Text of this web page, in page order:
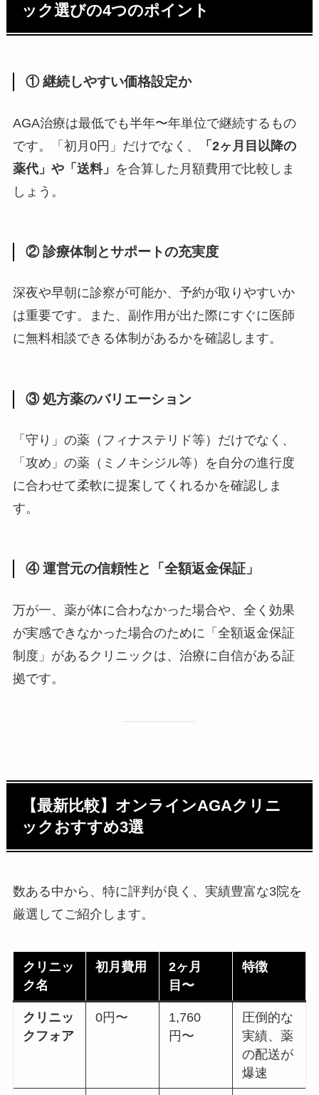
ック選びの4つのポイント
① 継続しやすい価格設定か
AGA治療は最低でも半年〜年単位で継続するもの
です。「初月0円」だけでなく、
「2ヶ月目以降の
薬代」や「送料」 を合算した月額費用で比較しま
しょう。
② 診療体制とサポートの充実度
深夜や早朝に診察が可能か、予約が取りやすいか
は重要です。また、副作用が出た際にすぐに医師
に無料相談できる体制があるかを確認します。
③ 処方薬のバリエーション
「守り」の薬（フィナステリド等）だけでなく、
「攻め」の薬（ミノキシジル等）を自分の進行度
に合わせて柔軟に提案してくれるかを確認しま
す。
④ 運営元の信頼性と「全額返金保証」
万が一、薬が体に合わなかった場合や、全く効果
が実感できなかった場合のために「全額返金保証
制度」があるクリニックは、治療に自信がある証
拠です。
【最新比較】オンラインAGAクリニ
ックおすすめ3選
数ある中から、特に評判が良く、実績豊富な3院を
厳選してご紹介します。
クリニッ
ク名
初月費用
2ヶ月
目〜
特徴
クリニッ
クフォア
0円〜
1,760
円〜
圧倒的な
実績、薬
の配送が
爆速